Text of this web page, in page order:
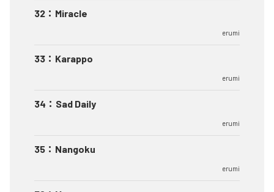
32 ： Miracle
erumi
33 ： Karappo
erumi
34 ： Sad Daily
erumi
35 ： Nangoku
erumi